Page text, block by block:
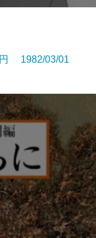
1982/03/01